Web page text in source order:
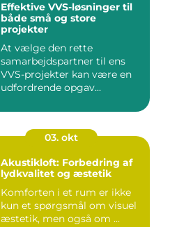
Effektive VVS-løsninger til
både små og store
projekter
At vælge den rette
samarbejdspartner til ens
VVS-projekter kan være en
udfordrende opgav...
03. okt
Akustikloft: Forbedring af
lydkvalitet og æstetik
Komforten i et rum er ikke
kun et spørgsmål om visuel
æstetik, men også om ...